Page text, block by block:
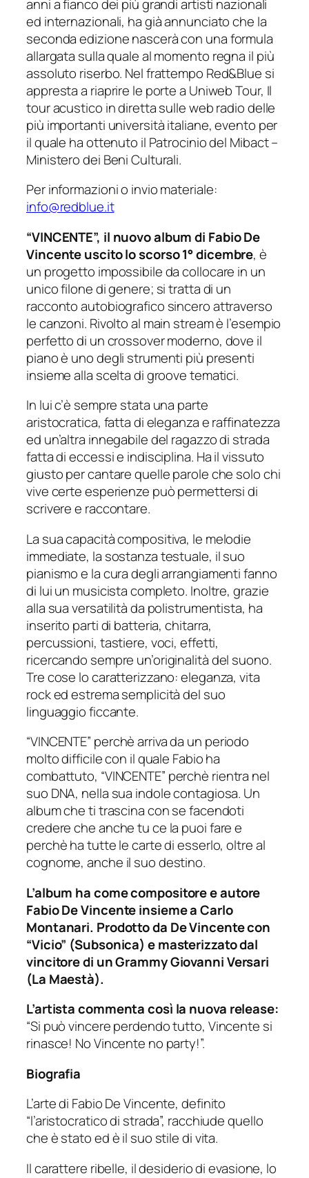
anni a fianco dei più grandi artisti nazionali
ed internazionali, ha già annunciato che la
seconda edizione nascerà con una formula
allargata sulla quale al momento regna il più
assoluto riserbo. Nel frattempo Red&Blue si
appresta a riaprire le porte a Uniweb Tour, Il
tour acustico in diretta sulle web radio delle
più importanti università italiane, evento per
il quale ha ottenuto il Patrocinio del Mibact –
Ministero dei Beni Culturali.
Per informazioni o invio materiale:
info@redblue.it
“VINCENTE”, il nuovo album di Fabio De
Vincente uscito lo scorso 1° dicembre, è
un progetto impossibile da collocare in un
unico filone di genere; si tratta di un
racconto autobiografico sincero attraverso
le canzoni. Rivolto al main stream è l’esempio
perfetto di un crossover moderno, dove il
piano è uno degli strumenti più presenti
insieme alla scelta di groove tematici.
In lui c’è sempre stata una parte
aristocratica, fatta di eleganza e raffinatezza
ed un’altra innegabile del ragazzo di strada
fatta di eccessi e indisciplina. Ha il vissuto
giusto per cantare quelle parole che solo chi
vive certe esperienze può permettersi di
scrivere e raccontare.
La sua capacità compositiva, le melodie
immediate, la sostanza testuale, il suo
pianismo e la cura degli arrangiamenti fanno
di lui un musicista completo. Inoltre, grazie
alla sua versatilità da polistrumentista, ha
inserito parti di batteria, chitarra,
percussioni, tastiere, voci, effetti,
ricercando sempre un’originalità del suono.
Tre cose lo caratterizzano: eleganza, vita
rock ed estrema semplicità del suo
linguaggio ficcante.
“VINCENTE” perchè arriva da un periodo
molto difficile con il quale Fabio ha
combattuto, “VINCENTE” perchè rientra nel
suo DNA, nella sua indole contagiosa. Un
album che ti trascina con se facendoti
credere che anche tu ce la puoi fare e
perchè ha tutte le carte di esserlo, oltre al
cognome, anche il suo destino.
L’album ha come compositore e autore
Fabio De Vincente insieme a Carlo
Montanari. Prodotto da De Vincente con
“Vicio” (Subsonica) e masterizzato dal
vincitore di un Grammy Giovanni Versari
(La Maestà).
L’artista commenta così la nuova release:
“Si può vincere perdendo tutto, Vincente si
rinasce! No Vincente no party!”.
Biografia
L’arte di Fabio De Vincente, definito
“l’aristocratico di strada”, racchiude quello
che è stato ed è il suo stile di vita.
Il carattere ribelle, il desiderio di evasione, lo